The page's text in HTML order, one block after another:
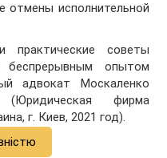
отмены исполнительной
советы
опытом
адвокат Москаленко
(Юридическая фирма
г. Киев, 2021 год).